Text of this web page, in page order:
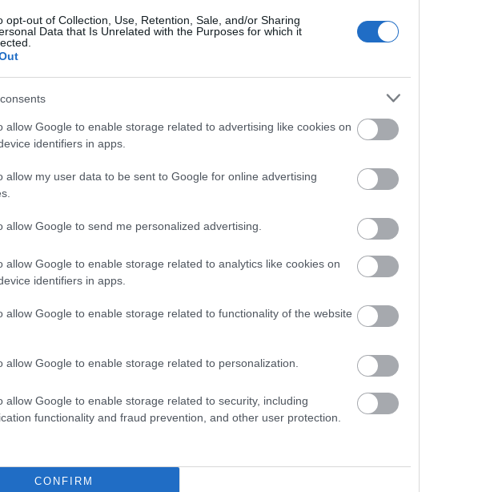
opt-out of Collection, Use, Retention, Sale, and/or Sharing
Data that Is Unrelated with the Purposes for which it
allow Google to enable storage related to advertising like cookies on
identifiers in apps.
allow my user data to be sent to Google for online advertising
allow Google to send me personalized advertising.
allow Google to enable storage related to analytics like cookies on
identifiers in apps.
allow Google to enable storage related to functionality of the website
allow Google to enable storage related to personalization.
allow Google to enable storage related to security, including
functionality and fraud prevention, and other user protection.
CONFIRM
AZ ÁPOLÓK ALULFIZETETTSÉGE ÉS
LEFITYMÁLÁSA MÁR A SZAKKÉPZÉS ALATT
MEGKEZDŐDIK
előtérbe a szakképzés előnyben részesítése a
gimnáziumi érettségivel szemben. Parragh László...
OKTATÁS MUNKA EGÉSZSÉGÜGY
Semmelweis Ignác története rányomta bélyegét a hazai
Puncipolitika című ötrészes sorozatunkban a hazai
MENNYIRE EMBERTELEN A MAGYAR KORMÁNY, HA
AZ EGÉSZSÉGÜGYRŐL VAN SZÓ